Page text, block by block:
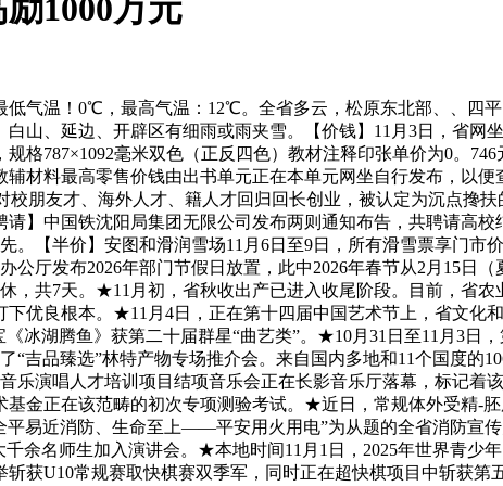
1000万元
温！0℃，最高气温：12℃。全省多云，松原东北部、、四平
山、延边、开辟区有细雨或雨夹雪。【价钱】11月3日，省网
格787×1092毫米双色（正反四色）教材注释印张单价为0。
材料最高零售价钱由出书单元正在本单元网坐自行发布，以
朋友才、海外人才、籍人才回归回长创业，被认定为沉点搀
】中国铁沈阳局集团无限公司发布两则通知布告，共聘请高
。【半价】安图和滑润雪场11月6日至9日，所有滑雪票享门市
厅发布2026年部门节假日放置，此中2026年春节从2月15日
，共7天。★11月初，省秋收出产已进入收尾阶段。目前，省
优良根本。★11月4日，正在第十四届中国艺术节上，省文化
湖腾鱼》获第二十届群星“曲艺类”。★10月31日至11月3日
“吉品臻选”林特产物专场推介会。来自国内多地和11个国度的
演唱人才培训项目结项音乐会正在长影音乐厅落幕，标记着
金正在该范畴的初次专项测验考试。★近日，常规体外受精-
易近消防、生命至上——平安用火用电”为从题的全省消防宣
余名师生加入演讲会。★本地时间11月1日，2025年世界青少
获U10常规赛取快棋赛双季军，同时正在超快棋项目中斩获